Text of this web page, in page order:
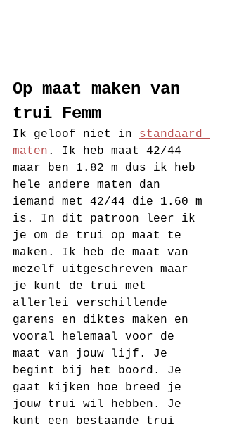
Op maat maken van
trui Femm
Ik geloof niet in standaard
maten . Ik heb maat 42/44
maar ben 1.82 m dus ik heb
hele andere maten dan
iemand met 42/44 die 1.60 m
is. In dit patroon leer ik
je om de trui op maat te
maken. Ik heb de maat van
mezelf uitgeschreven maar
je kunt de trui met
allerlei verschillende
garens en diktes maken en
vooral helemaal voor de
maat van jouw lijf. Je
begint bij het boord. Je
gaat kijken hoe breed je
jouw trui wil hebben. Je
kunt een bestaande trui